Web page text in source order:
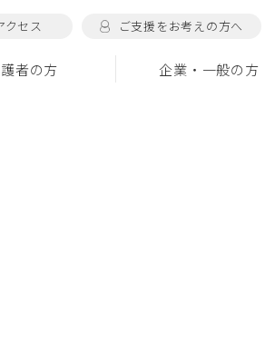
クセス ご支援をお考えの方へ
者の方
企業・一般の方